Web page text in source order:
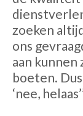
zoeken
ons
aan
boeten.
‘nee,